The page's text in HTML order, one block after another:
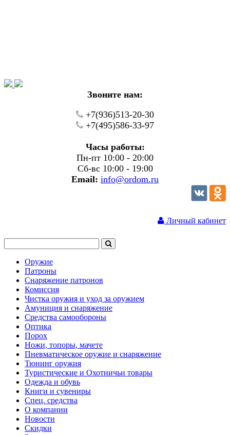
Звоните нам:
+7(936)513-20-30
+7(495)586-33-97
Часы работы:
Пн-пт 10:00 - 20:00
Сб-вс 10:00 - 19:00
Email: info@ordom.ru
Личный кабинет
Оружие
Патроны
Снаряжение патронов
Комиссия
Чистка оружия и уход за оружием
Амуниция и снаряжение
Средства самообороны
Оптика
Порох
Ножи, топоры, мачете
Пневматическое оружие и снаряжение
Тюнинг оружия
Туристические и Охотничьи товары
Одежда и обувь
Книги и сувениры
Спец. средства
О компании
Новости
Скидки